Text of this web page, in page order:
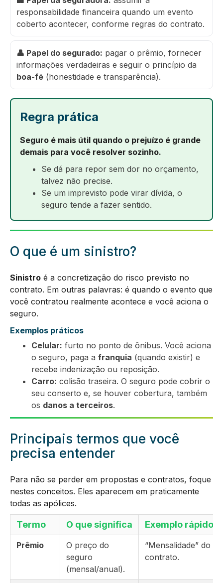
responsabilidade financeira quando um evento
coberto acontecer, conforme regras do contrato.
👤 Papel do segurado: pagar o prêmio, fornecer
informações verdadeiras e seguir o princípio da
boa-fé (honestidade e transparência).
Regra prática
Seguro é mais útil quando o prejuízo é grande
demais para você resolver sozinho.
Se dá para repor sem dor no orçamento,
talvez não precise.
Se um imprevisto pode virar dívida, o
seguro tende a fazer sentido.
O que é um sinistro?
Sinistro é a concretização do risco previsto no
contrato. Em outras palavras: é quando o evento que
você contratou realmente acontece e você aciona o
seguro.
Exemplos práticos
Celular: furto no ponto de ônibus. Você aciona
o seguro, paga a franquia (quando existir) e
recebe indenização ou reposição.
Carro: colisão traseira. O seguro pode cobrir o
seu conserto e, se houver cobertura, também
os danos a terceiros.
Principais termos que você
precisa entender
Para não se perder em propostas e contratos, foque
nestes conceitos. Eles aparecem em praticamente
todas as apólices.
Termo O que significa Exemplo rápido
Prêmio
O preço do
seguro
(mensal/anual).
“Mensalidade” do
contrato.